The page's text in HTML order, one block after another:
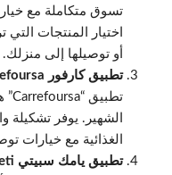
تسوق متكاملة مع
اختيار المنتجات
أو توصيلها إلى منزلك.
تطبيق كارفور Carrefoursa
الشهير. يوفر تشكيلة
الغذائية مع خيارات
تطبيق يامك سبيتي Yemeksepeti